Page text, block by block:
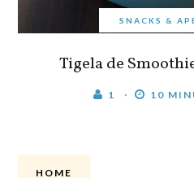
SNACKS &
Tigela de
1 10
HOME